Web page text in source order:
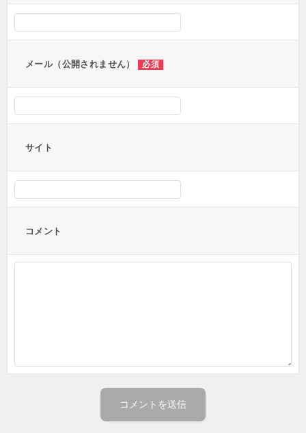
メール（公開されません） 必須
サイト
コメント